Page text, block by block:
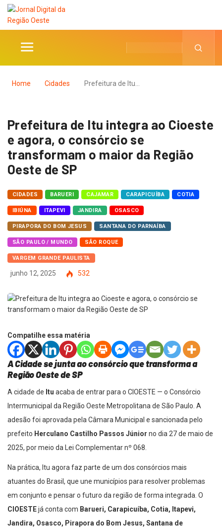
Home Cidades Prefeitura de Itu…
Prefeitura de Itu integra ao Cioeste
e agora, o consórcio se
transformam o maior da Região
Oeste de SP
CIDADES BARUERI CAJAMAR CARAPICUÍBA COTIA
IBIÚNA ITAPEVI JANDIRA OSASCO
PIRAPORA DO BOM JESUS SANTANA DO PARNAÍBA
SÃO PAULO / MUNDO SÃO ROQUE
VARGEM GRANDE PAULISTA
junho 12, 2025 532
Compatilhe essa matéria
A Cidade se junta ao consórcio que transforma a
Região Oeste de SP
A cidade de Itu acaba de entrar para o CIOESTE — o Consórcio
Intermunicipal da Região Oeste Metropolitana de São Paulo. A
adesão foi aprovada pela Câmara Municipal e sancionada pelo
prefeito Herculano Castilho Passos Júnior no dia 27 de maio de
2025, por meio da Lei Complementar nº 068.
Na prática, Itu agora faz parte de um dos consórcios mais
atuantes do Brasil, que une municípios para resolver problemas
em conjunto e pensar o futuro da região de forma integrada. O
CIOESTEjá conta com Barueri, Carapicuíba, Cotia, Itapevi,
Jandira, Osasco, Pirapora do Bom Jesus, Santana de